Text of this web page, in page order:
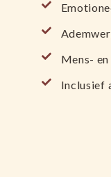
Mens-
Inclusief